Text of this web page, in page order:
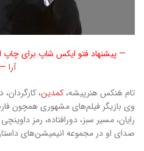
— پیشنهاد فتو ایکس شاپ برای چاپ
آرا —
تام هَنکس هنرپیشه، کمدین،
رایان، مسیر سبز، دورافتاده، رمز
صدای او در مجموعه انیمیشن‌های